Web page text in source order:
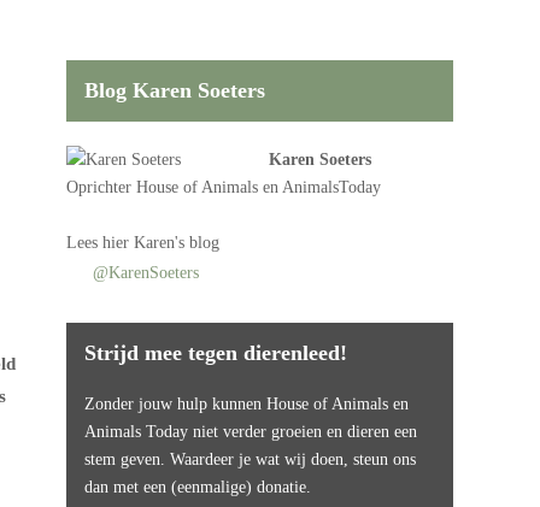
Blog Karen Soeters
Karen Soeters
OprichterHouse of Animals en AnimalsToday
Leeshier Karen's blog
@KarenSoeters
Strijd mee tegen dierenleed!
Zonder jouw hulp kunnen House of Animals en
Animals Today niet verder groeien en dieren een
stem geven. Waardeer je wat wij doen, steun ons
dan met een (eenmalige) donatie.